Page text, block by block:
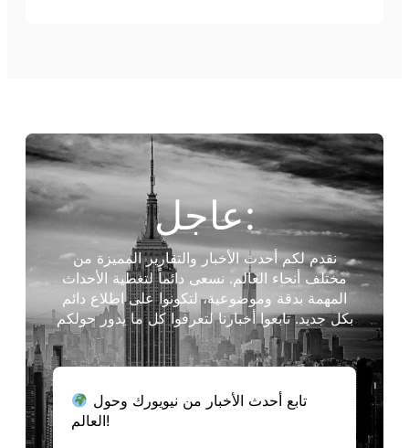
عاجل:
نقدم لكم أحدث الأخبار والتقارير المميزة من
مختلف أنحاء العالم. نسعى دائماً لتغطية الأحداث
المهمة بدقة وموضوعية، لتكونوا على اطلاع دائم
بكل جديد. تابعوا أخبارنا لتعرفوا كل ما يدور حولكم
العالم!